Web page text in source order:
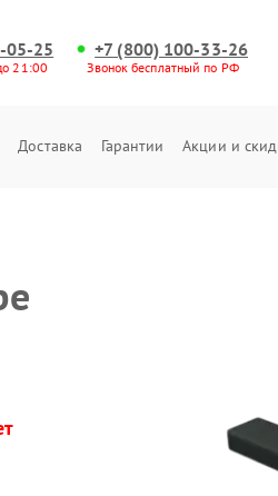
05-25
21:00
+7 (800) 100-33-26
Звонок бесплатный по РФ
Доставка Гарантии Акции и